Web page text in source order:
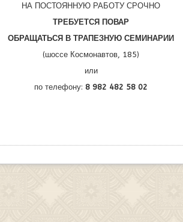
НА ПОСТОЯННУЮ РАБОТУ СРОЧНО
ТРЕБУЕТСЯ ПОВАР
ОБРАЩАТЬСЯ В ТРАПЕЗНУЮ СЕМИНАРИИ
(шоссе Космонавтов, 185)
или
по телефону:8 982 482 58 02